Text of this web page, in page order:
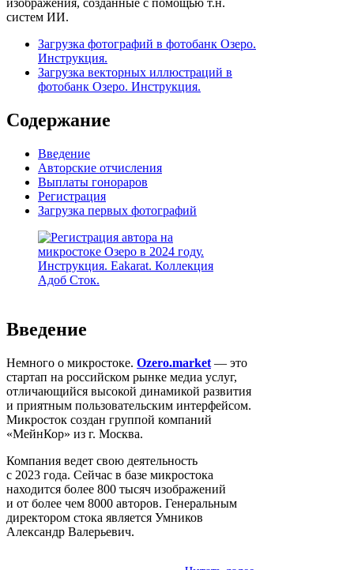
изображения, созданные с помощью т.н.
систем ИИ.
Загрузка фотографий в фотобанк Озеро.
Инструкция.
Загрузка векторных иллюстраций в
фотобанк Озеро. Инструкция.
Содержание
Введение
Авторские отчисления
Выплаты гонораров
Регистрация
Загрузка первых фотографий
Введение
Немного о микростоке. Ozero.market — это
стартап на российском рынке медиа услуг,
отличающийся высокой динамикой развития
и приятным пользовательским интерфейсом.
Микросток создан группой компаний
«МейнКор» из г. Москва.
Компания ведет свою деятельность
с 2023 года. Сейчас в базе микростока
находится более 800 тысяч изображений
и от более чем 8000 авторов. Генеральным
директором стока является Умников
Александр Валерьевич.